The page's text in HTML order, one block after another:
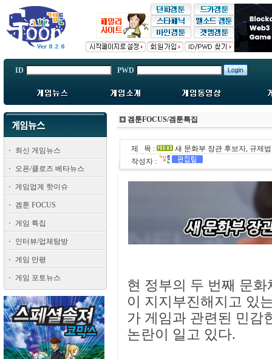
ID PWD
최신 게임뉴스
오픈/클로즈 베타뉴스
게임업계 핫이슈
겜툰 FOCUS
게임 특집
인터뷰/업체탐방
게임 만평
게임 포토뉴스
겜툰FOCUS/겜툰특집
제 목 :
새 문화부 장관 후보자, 규제
작성자 :
현 정부의 두 번째 문
이 지지부진해지고 있
가 게임과 관련된 민감
논란이 일고 있다.